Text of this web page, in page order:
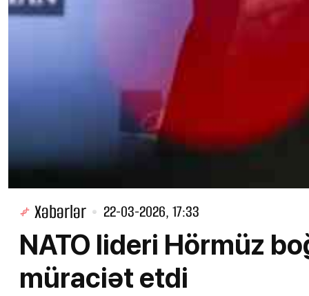
Xəbərlər 22-03-2026, 17:33
NATO lideri Hörmüz
müraciət etdi